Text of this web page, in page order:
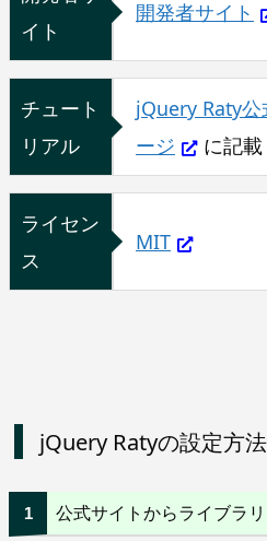
イト
開発者サイト
チュート
リアル
jQuery Raty
ージ
に記載
ライセン
ス
MIT
jQuery Ratyの設定方法
公式サイトからライブラ